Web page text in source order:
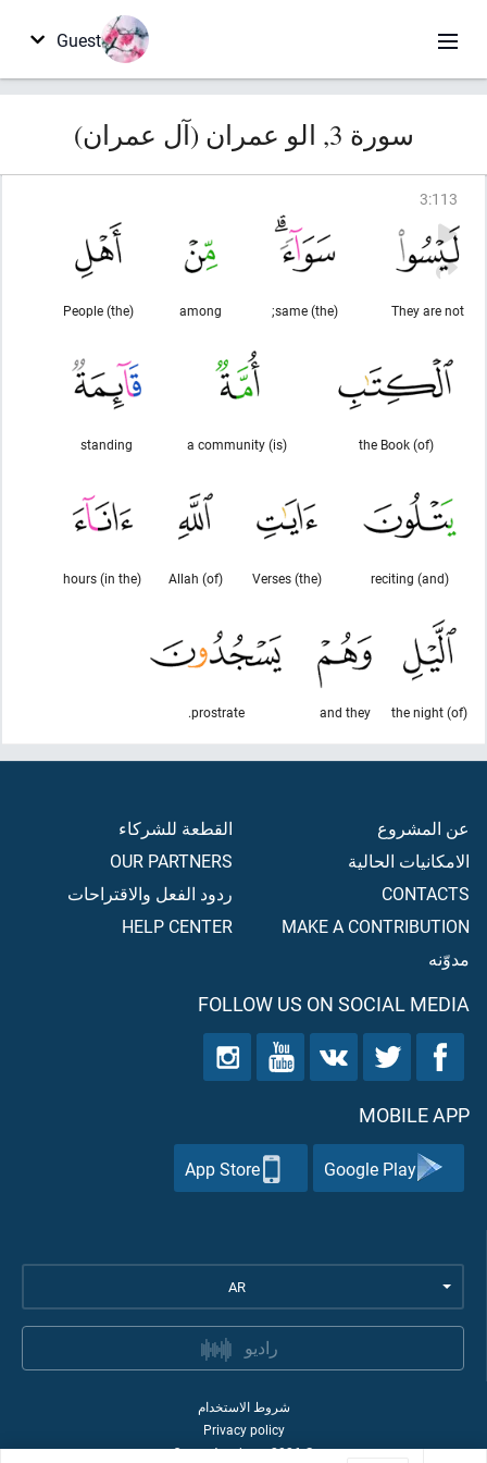
Guest
سورة 3, الو عمران (آل عمران)
3:113
They are not
(the) same;
among
(the) People
(of) the Book
(is) a community
standing
(and) reciting
(the) Verses
(of) Allah
(in the) hours
(of) the night
and they
prostrate.
عن المشروع
الامكانيات الحالية
CONTACTS
MAKE A CONTRIBUTION
مدوّنه
القطعة للشركاء
OUR PARTNERS
ردود الفعل والاقتراحات
HELP CENTER
FOLLOW US ON SOCIAL MEDIA
MOBILE APP
Google Play
App Store
AR
راديو
شروط الاستخدام
Privacy policy
©
2026
Quran Academy